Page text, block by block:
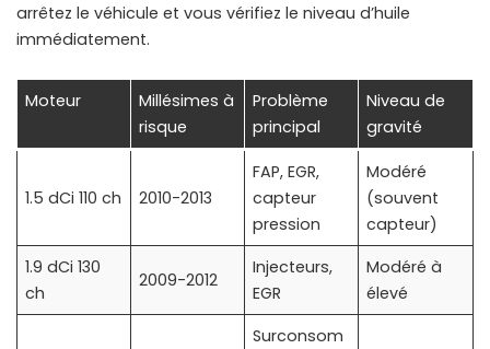
arrêtez le véhicule et vous vérifiez le niveau d’huile
immédiatement.
Moteur
Millésimes à
risque
Problème
principal
Niveau de
gravité
1.5 dCi 110 ch 2010-2013
FAP, EGR,
capteur
pression
Modéré
(souvent
capteur)
1.9 dCi 130
ch
2009-2012
Injecteurs,
EGR
Modéré à
élevé
Surconsom